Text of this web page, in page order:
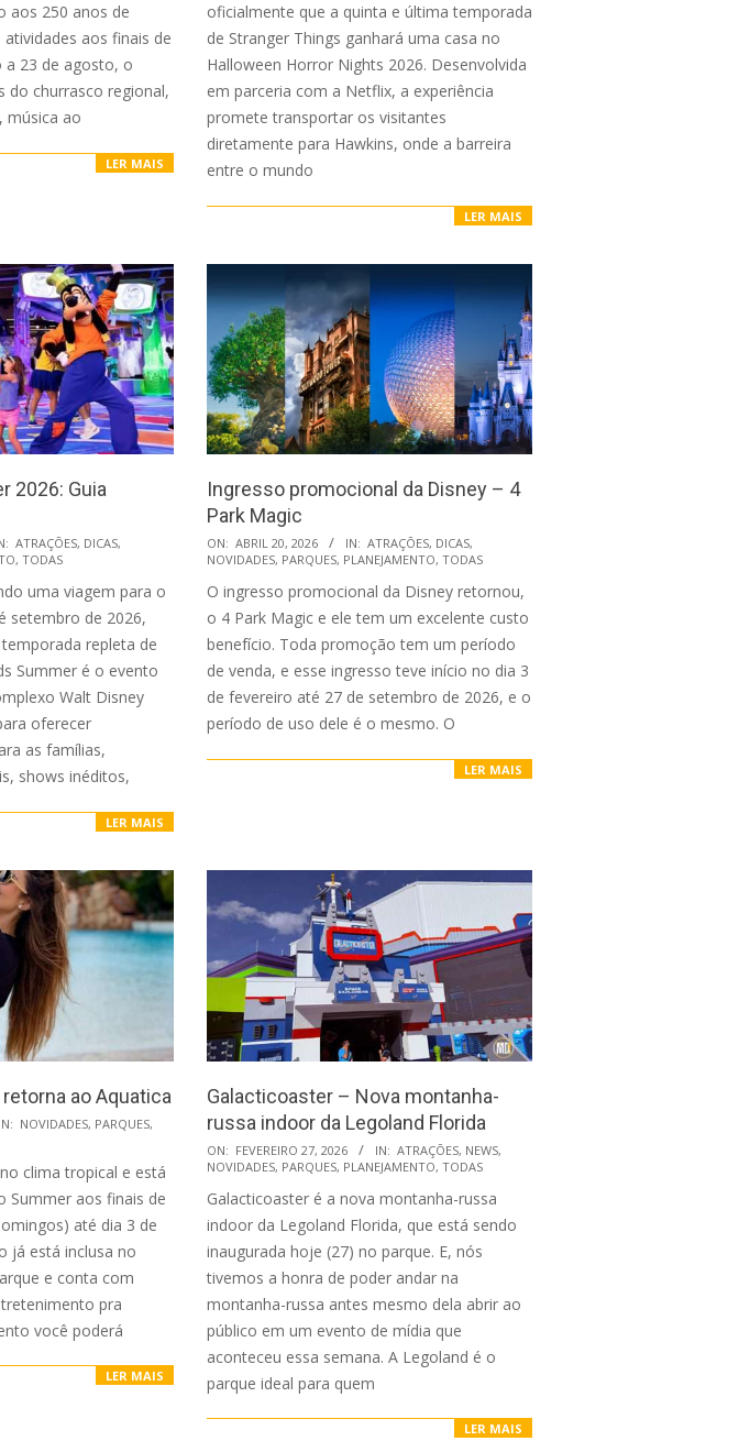
aos 250 anos de
aos finais de
a 23 de agosto, o
do churrasco regional,
música ao
LER MAIS
oficialmente que a quinta e última temporada
de Stranger Things ganhará uma casa no
Halloween Horror Nights 2026. Desenvolvida
em parceria com a Netflix, a experiência
promete transportar os visitantes
diretamente para Hawkins, onde a barreira
entre o mundo
LER MAIS
2026: Guia
ATRAÇÕES, DICAS,
, TODAS
uma viagem para o
setembro de 2026,
repleta de
Summer é o evento
Walt Disney
oferecer
as famílias,
shows inéditos,
LER MAIS
Ingresso promocional da Disney – 4
Park Magic
2026-
04-
20
ON: ABRIL 20, 2026 IN: ATRAÇÕES, DICAS,
NOVIDADES, PARQUES, PLANEJAMENTO, TODAS
O ingresso promocional da Disney retornou,
o 4 Park Magic e ele tem um excelente custo
benefício. Toda promoção tem um período
de venda, e esse ingresso teve início no dia 3
de fevereiro até 27 de setembro de 2026, e o
período de uso dele é o mesmo. O
LER MAIS
ao Aquatica
IN: NOVIDADES, PARQUES,
clima tropical e está
Summer aos finais de
até dia 3 de
já está inclusa no
e conta com
pra
você poderá
LER MAIS
Galacticoaster – Nova montanha-
russa indoor da Legoland Florida
2026-
02-
27
ON: FEVEREIRO 27, 2026 IN: ATRAÇÕES, NEWS,
NOVIDADES, PARQUES, PLANEJAMENTO, TODAS
Galacticoaster é a nova montanha-russa
indoor da Legoland Florida, que está sendo
inaugurada hoje (27) no parque. E, nós
tivemos a honra de poder andar na
montanha-russa antes mesmo dela abrir ao
público em um evento de mídia que
aconteceu essa semana. A Legoland é o
parque ideal para quem
LER MAIS